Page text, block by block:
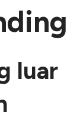
luar